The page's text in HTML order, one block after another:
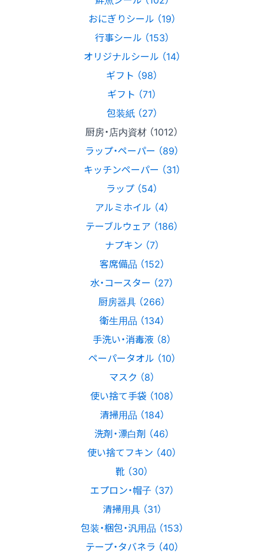
おにぎりシール （19）
行事シール （153）
オリジナルシール （14）
ギフト （98）
ギフト （71）
包装紙 （27）
厨房・店内資材 （1012）
ラップ・ペーパー （89）
キッチンペーパー （31）
ラップ （54）
アルミホイル （4）
テーブルウェア （186）
ナプキン （7）
客席備品 （152）
水・コースター （27）
厨房器具 （266）
衛生用品 （134）
手洗い・消毒液 （8）
ペーパータオル （10）
マスク （8）
使い捨て手袋 （108）
清掃用品 （184）
洗剤・漂白剤 （46）
使い捨てフキン （40）
靴 （30）
エプロン・帽子 （37）
清掃用具 （31）
包装・梱包・汎用品 （153）
テープ・タバネラ （40）